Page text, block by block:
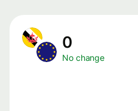
No change